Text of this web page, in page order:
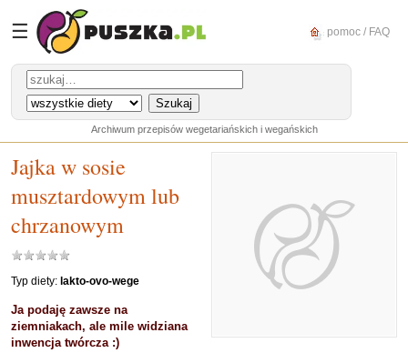
☰ pomoc / FAQ
Archiwum przepisów wegetariańskich i wegańskich
Jajka w sosie
musztardowym lub
chrzanowym
Typ diety: lakto-ovo-wege
Ja podaję zawsze na
ziemniakach, ale mile widziana
inwencja twórcza :)